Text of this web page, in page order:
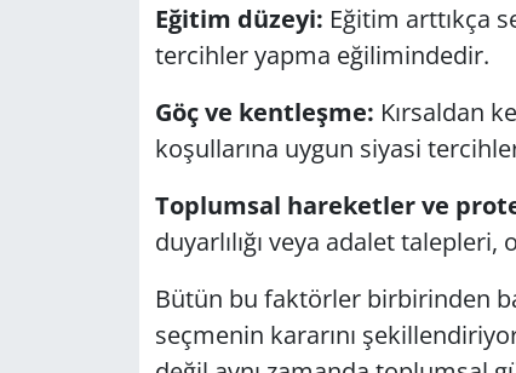
Eğitim düzeyi: Eğitim arttıkça
tercihler yapma eğilimindedir.
Göç ve kentleşme: Kırsaldan
koşullarına uygun siyasi
Toplumsal hareketler ve
duyarlılığı veya adalet talepleri,
Bütün bu faktörler birbirinden
seçmenin kararını